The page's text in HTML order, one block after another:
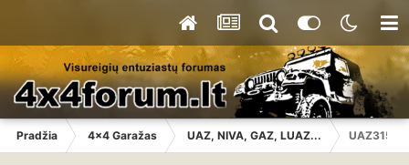
Pradžia 4x4 Garažas UAZ, NIVA, GAZ, LUAZ... UAZ31512